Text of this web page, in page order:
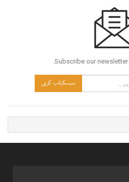
Subscribe our newsletter
سبسکرائب کریں